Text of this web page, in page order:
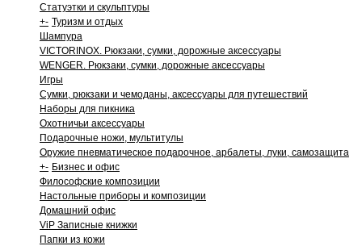
Статуэтки и скульптуры
+- Туризм и отдых
Шампура
VICTORINOX. Рюкзаки, сумки, дорожные аксессуары
WENGER. Рюкзаки, сумки, дорожные аксессуары
Игры
Сумки, рюкзаки и чемоданы, аксессуары для путешествий
Наборы для пикника
Охотничьи аксессуары
Подарочные ножи, мультитулы
Оружие пневматическое подарочное, арбалеты, луки, самозащита
+- Бизнес и офис
Философские композиции
Настольные приборы и композиции
Домашний офис
ViP Записные книжки
Папки из кожи